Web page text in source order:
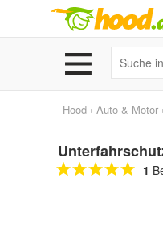
Hood › Auto & Motor ›
1